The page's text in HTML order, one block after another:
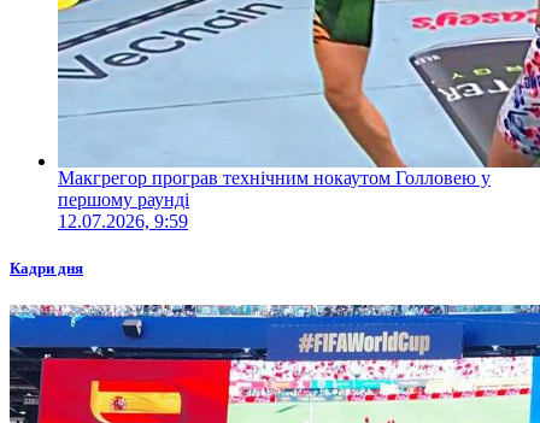
Макгрегор програв технічним нокаутом Голловею у
першому раунді
12.07.2026, 9:59
Кадри дня